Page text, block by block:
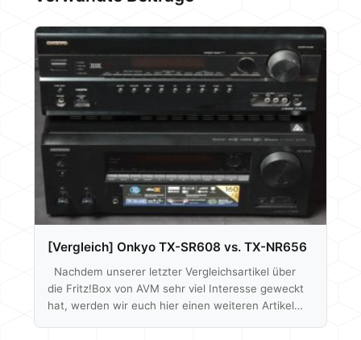
[Vergleich] Onkyo TX-SR608 vs. TX-NR656
Nachdem unserer letzter Vergleichsartikel über
die Fritz!Box von AVM sehr viel Interesse geweckt
hat, werden wir euch hier einen weiteren Artikel